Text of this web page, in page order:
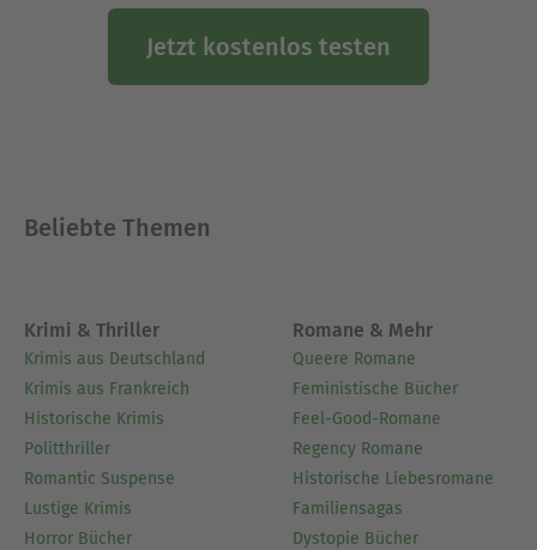
Impro-Sitcom »Wir müssen reden«. 2013
unterstützte Cordula Stratmann Olli Dittrich beim
Satire-Format »Frühstücksfernsehen«. Erfolgreich
Fernsehpreis über den Deutschen Comedy Preis
Ausblenden
Jetzt kostenlos testen
Beliebte Themen
Krimi & Thriller
Krimis aus Deutschland
Krimis aus Frankreich
Historische Krimis
Politthriller
Romantic Suspense
Lustige Krimis
Horror Bücher
Romane & Mehr
Queere Romane
Feministische Bücher
Feel-Good-Romane
Regency Romane
Historische Liebesromane
Familiensagas
Dystopie Bücher